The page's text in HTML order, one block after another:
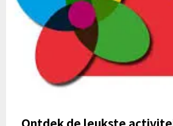
Ontdek de leukste